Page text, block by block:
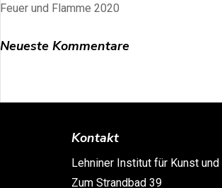
Feuer und Flamme 2020
Neueste Kommentare
Kontakt
Lehniner Institut für Kunst und
Zum Strandbad 39